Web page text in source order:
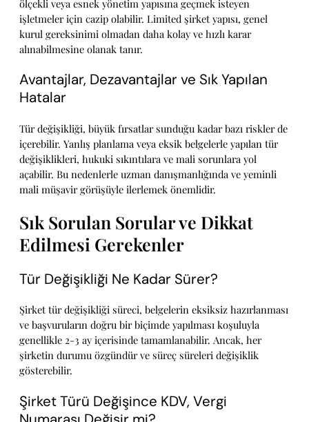
ölçekli veya esnek yönetim yapısına geçmek isteyen
işletmeler için cazip olabilir. Limited şirket yapısı, genel
kurul gereksinimi olmadan daha kolay ve hızlı karar
alınabilmesine olanak tanır.
Avantajlar, Dezavantajlar ve Sık Yapılan
Hatalar
Tür değişikliği, büyük fırsatlar sunduğu kadar bazı riskler de
içerebilir. Yanlış planlama veya eksik belgelerle yapılan tür
değişiklikleri, hukuki sıkıntılara ve mali sorunlara yol
açabilir. Bu nedenlerle uzman danışmanlığında ve yeminli
mali müşavir görüşüyle ilerlemek önemlidir.
Sık Sorulan Sorular ve Dikkat
Edilmesi Gerekenler
Tür Değişikliği Ne Kadar Sürer?
Şirket tür değişikliği süreci, belgelerin eksiksiz hazırlanması
ve başvuruların doğru bir biçimde yapılması koşuluyla
genellikle 2-3 ay içerisinde tamamlanabilir. Ancak, her
şirketin durumu özgündür ve süreç süreleri değişiklik
gösterebilir.
Şirket Türü Değişince KDV, Vergi